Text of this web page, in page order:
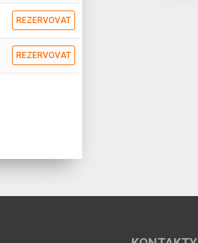
REZERVOVAT
REZERVOVAT